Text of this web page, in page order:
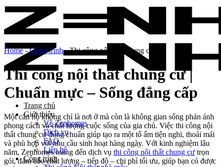
Skip
content
Trang chủ
Giới thiệu
Về Zenhomes
Dịch vụ
FAQ
Liên hệ
Công trình
Home-Công trình-Thi công nội thất chung cư
Thi công nội thất chung cư |
Chuẩn mực – Sống đẳng cấp
Một căn hộ không chỉ là nơi ở mà còn là không gian sống phản ánh
phong cách và chất lượng cuộc sống của gia chủ. Việc thi công nội
thất chung cư đúng chuẩn giúp tạo ra một tổ ấm tiện nghi, thoải mái
và phù hợp với nhu cầu sinh hoạt hàng ngày. Với kinh nghiệm lâu
năm, Zenhomes mang đến dịch vụ thi công nội thất chung cư trọn
gói, đảm bảo chất lượng – tiến độ – chi phí tối ưu, giúp bạn có được